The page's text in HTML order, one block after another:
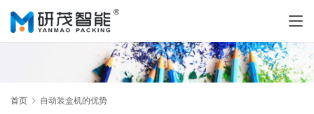
首页 自动装盒机的优势